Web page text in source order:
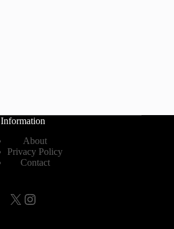
Information
About
Privacy Policy
Contact
X Instagram